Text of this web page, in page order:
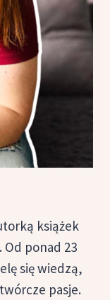
książek
ponad 23
się wiedzą,
pasje.